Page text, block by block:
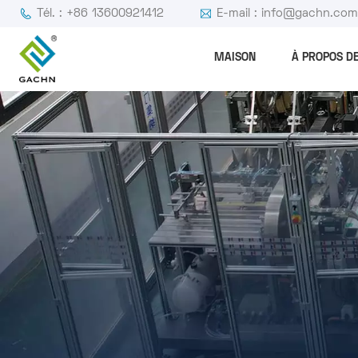
Tél. : +86 13600921412 E-mail : info@gachn.com
MAISON À PROPOS